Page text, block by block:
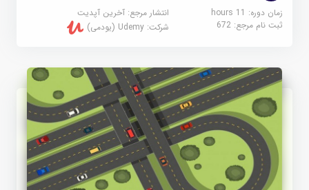
زمان دوره: 11 hours
انتشار مرجع:آخرین آپدیت
ثبت نام مرجع:672 شرکت:Udemy (یودمی)